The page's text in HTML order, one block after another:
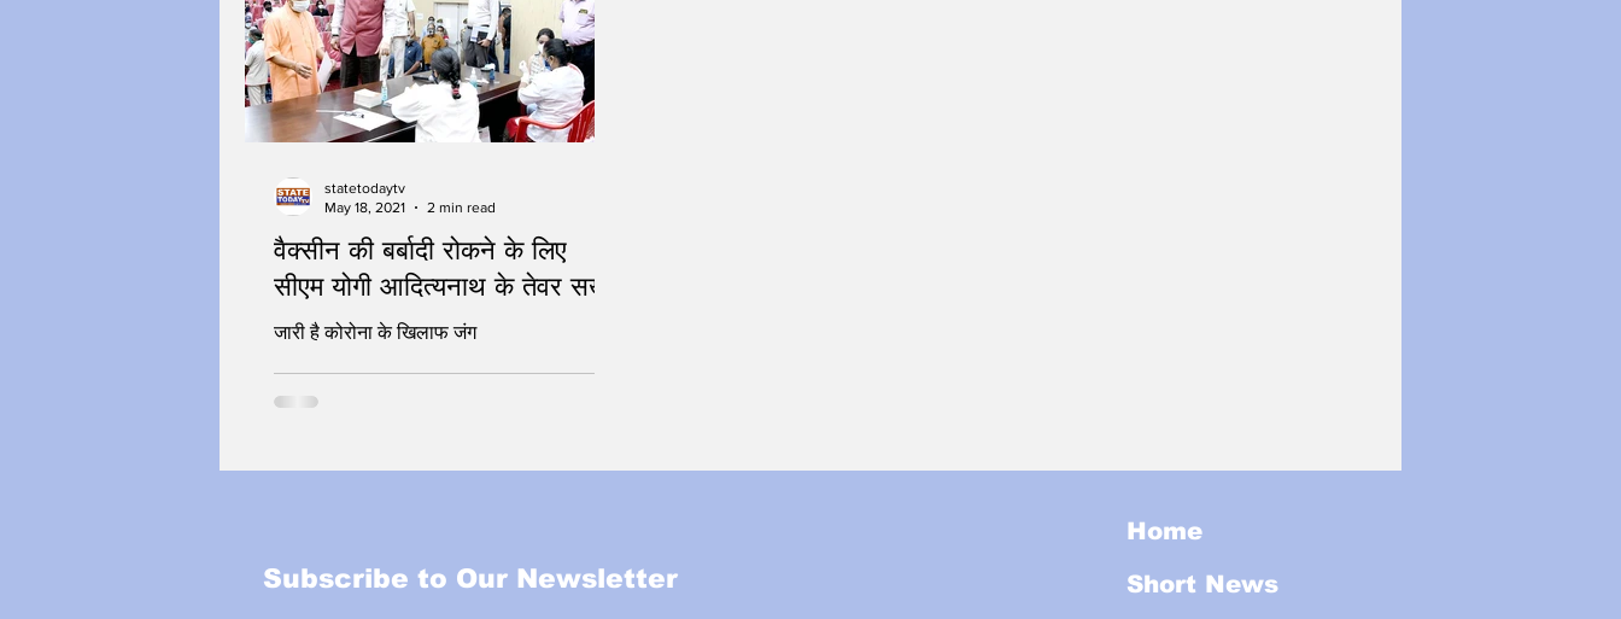
वैक्सीन की बर्बादी रोकने के लिए
सीएम योगी आदित्यनाथ के तेवर सख्त
जारी है कोरोना के खिलाफ जंग
statetodaytv
May 18, 2021
2 min read
Subscribe to Our Newsletter
Home
Short News